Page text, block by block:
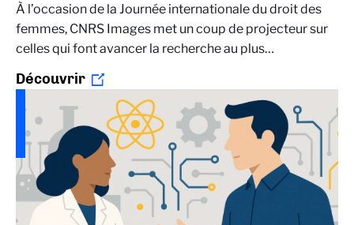
À l’occasion de la Journée internationale du droit des
femmes, CNRS Images met un coup de projecteur sur
celles qui font avancer la recherche au plus…
Découvrir